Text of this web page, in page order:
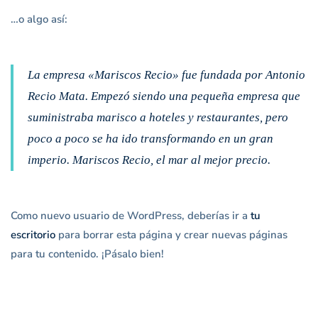
…o algo así:
La empresa «Mariscos Recio» fue fundada por Antonio
Recio Mata. Empezó siendo una pequeña empresa que
suministraba marisco a hoteles y restaurantes, pero
poco a poco se ha ido transformando en un gran
imperio. Mariscos Recio, el mar al mejor precio.
Como nuevo usuario de WordPress, deberías ir a tu
escritorio para borrar esta página y crear nuevas páginas
para tu contenido. ¡Pásalo bien!